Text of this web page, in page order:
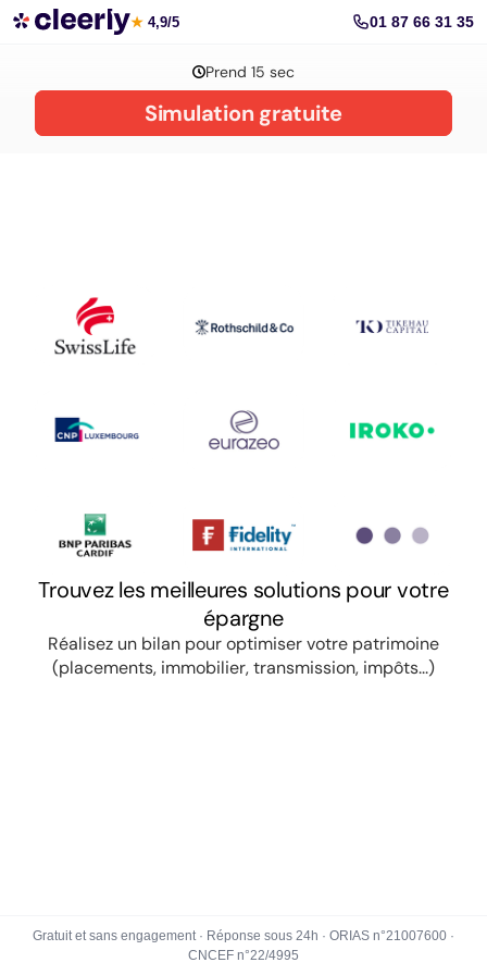
La gestion de patrimoine avec Cleerly
★ 4,9/5 01 87 66 31 35
Gratuit et sans engagement · Réponse sous 24h · ORIAS n°21007600 ·
CNCEF n°22/4995